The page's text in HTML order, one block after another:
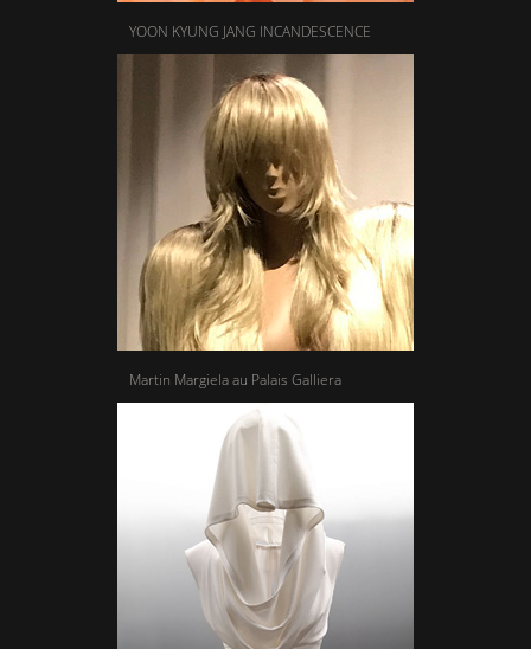
YOON KYUNG JANG INCANDESCENCE
Martin Margiela au Palais Galliera